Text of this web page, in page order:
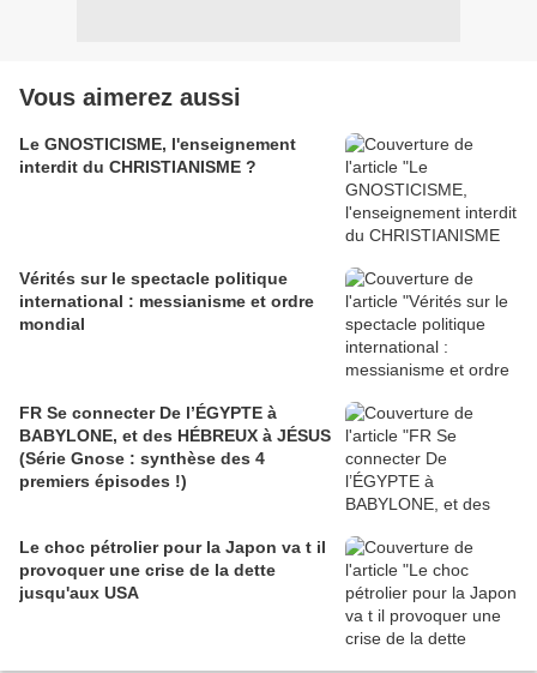
Vous aimerez aussi
Le GNOSTICISME, l'enseignement
interdit du CHRISTIANISME ?
Vérités sur le spectacle politique
international : messianisme et ordre
mondial
FR Se connecter De l’ÉGYPTE à
BABYLONE, et des HÉBREUX à JÉSUS
(Série Gnose : synthèse des 4
premiers épisodes !)
Le choc pétrolier pour la Japon va t il
provoquer une crise de la dette
jusqu'aux USA